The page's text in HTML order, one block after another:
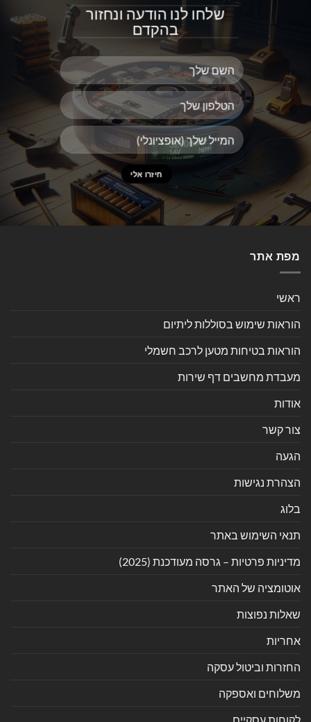
שלחו לנו הודעה ונחזור
בהקדם
מפת אתר
ראשי
הוראות שימוש בסוללות ליתיום
הוראות בטיחות מטען לרכב חשמלי
מעבדת מחשבים דף שירות
אודות
צור קשר
הגעה
הצהרת נגישות
בלוג
תנאי השימוש באתר
מדיניות פרטיות – גרסה מעודכנת (2025)
אוטומציה של האתר
שאלות נפוצות
אחריות
החזרות וביטול עסקה
משלוחים ואספקה